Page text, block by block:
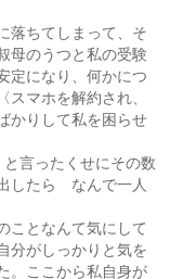
落ちてしまって、そ
母のうつと私の受験
定になり、何かにつ
マホを解約され、
かりして私を困らせ
言ったくせにその数
したら なんで一人
ことなんて気にして
分がしっかりと気を
。ここから私自身が